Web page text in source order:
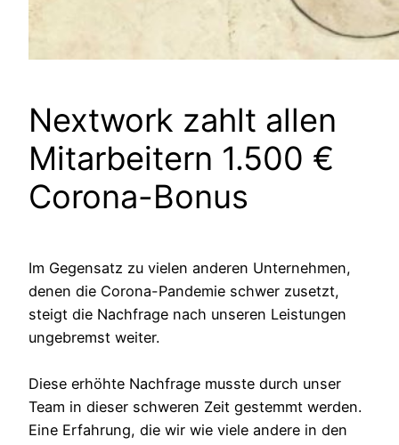
Nextwork zahlt allen
Mitarbeitern 1.500 €
Corona-Bonus
Im Gegensatz zu vielen anderen Unternehmen,
denen die Corona-Pandemie schwer zusetzt,
steigt die Nachfrage nach unseren Leistungen
ungebremst weiter.
Diese erhöhte Nachfrage musste durch unser
Team in dieser schweren Zeit gestemmt werden.
Eine Erfahrung, die wir wie viele andere in den